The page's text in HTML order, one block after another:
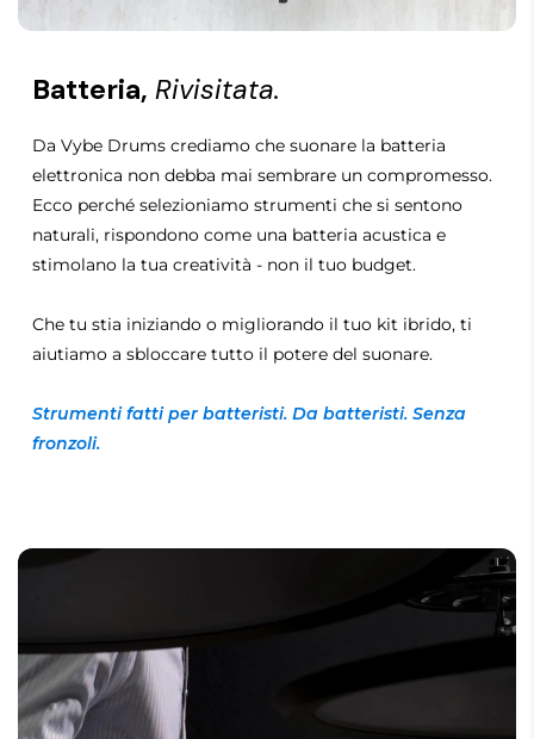
Batteria, Rivisitata.
Da Vybe Drums crediamo che suonare la batteria
elettronica non debba mai sembrare un compromesso.
Ecco perché selezioniamo strumenti che si sentono
naturali, rispondono come una batteria acustica e
stimolano la tua creatività - non il tuo budget.
Che tu stia iniziando o migliorando il tuo kit ibrido, ti
aiutiamo a sbloccare tutto il potere del suonare.
Strumenti fatti per batteristi. Da batteristi. Senza
fronzoli.